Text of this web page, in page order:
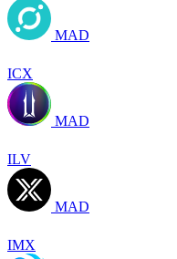
MAD
ICX
MAD
ILV
MAD
IMX